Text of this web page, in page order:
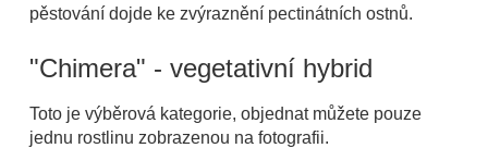
pěstování dojde ke zvýraznění pectinátních ostnů.
"Chimera" - vegetativní hybrid
Toto je výběrová kategorie, objednat můžete pouze
jednu rostlinu zobrazenou na fotografii.